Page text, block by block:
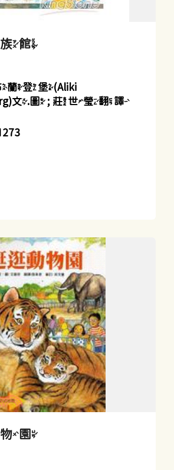
館
蘭登堡(Aliki
文.圖 ; 莊世瑩翻譯
園